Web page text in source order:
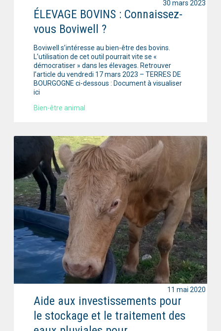
ÉLEVAGE BOVINS : Connaissez-
vous Boviwell ?
Boviwell s’intéresse au bien-être des bovins.
L’utilisation de cet outil pourrait vite se «
démocratiser » dans les élevages. Retrouver
l’article du vendredi 17 mars 2023 – TERRES DE
BOURGOGNE ci-dessous : Document à visualiser
ici
Bien-être animal
30 mars 2023
Aide aux investissements pour
le stockage et le traitement des
11 mai 2020